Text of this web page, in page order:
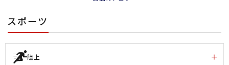
スポーツ
陸上